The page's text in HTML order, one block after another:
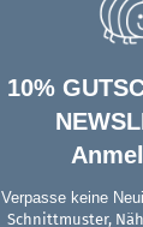
10%
Verpasse keine
Schnittmuster,